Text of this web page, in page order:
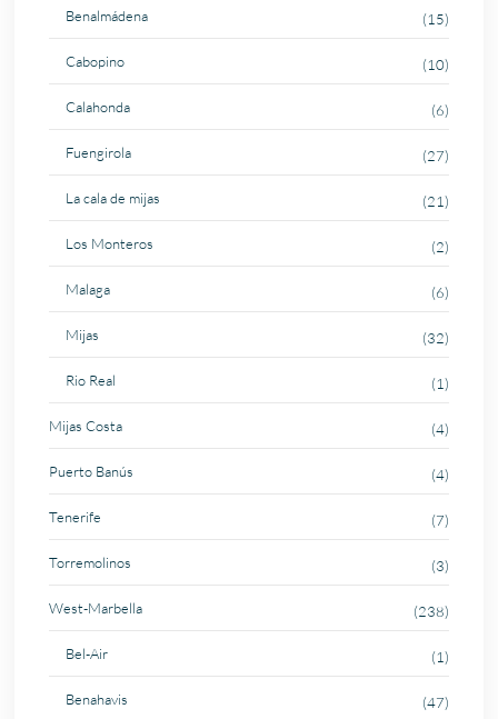
Benalmádena (15)
Cabopino (10)
Calahonda (6)
Fuengirola (27)
La cala de mijas (21)
Los Monteros (2)
Malaga (6)
Mijas (32)
Rio Real (1)
Mijas Costa (4)
Puerto Banús (4)
Tenerife (7)
Torremolinos (3)
West-Marbella (238)
Bel-Air (1)
Benahavis (47)